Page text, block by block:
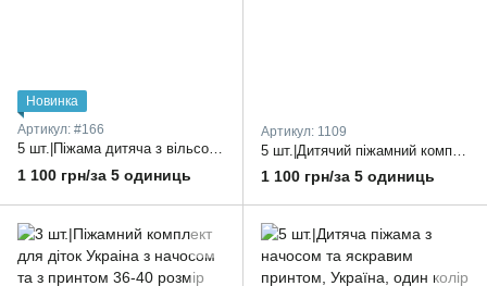
Новинка
Артикул: #166
5 шт.|Піжама дитяча з вільсофта Україна, штани на резинці на поясі та кофта з довгим рукавом 26-34 рр.
1 100 грн/за 5 одиниць
Артикул: 1109
1 100 грн/за 5 одиниць